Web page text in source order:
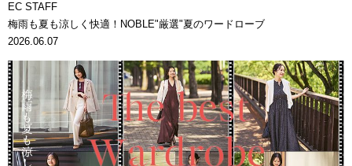
EC STAFF
梅雨も夏も涼しく快適！NOBLE"厳選"夏のワードローブ
2026.06.07